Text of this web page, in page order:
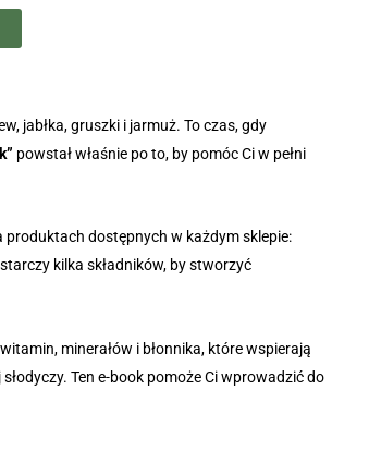
jabłka, gruszki i jarmuż. To czas, gdy
powstał właśnie po to, by pomóc Ci w pełni
produktach dostępnych w każdym sklepie:
kilka składników, by stworzyć
minerałów i błonnika, które wspierają
Ten e-book pomoże Ci wprowadzić do